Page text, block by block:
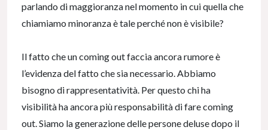
parlando di maggioranza nel momento in cui quella che
chiamiamo minoranza è tale perché non è visibile?
Il fatto che un coming out faccia ancora rumore è
l’evidenza del fatto che sia necessario. Abbiamo
bisogno di rappresentatività. Per questo chi ha
visibilità ha ancora più responsabilità di fare coming
out. Siamo la generazione delle persone deluse dopo il